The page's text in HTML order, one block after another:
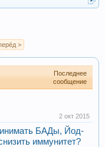
>
Последнее
сообщение
2 окт 2015
БАДы, Йод-
иммунитет?